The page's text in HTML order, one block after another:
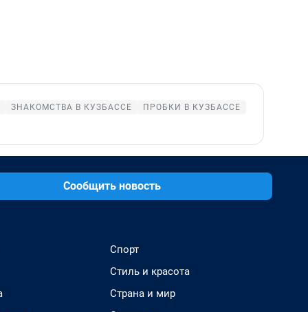
ЗНАКОМСТВА В КУЗБАССЕ
ПРОБКИ В КУЗБАССЕ
Сообщить новость
Спорт
Стиль и красота
Страна и мир